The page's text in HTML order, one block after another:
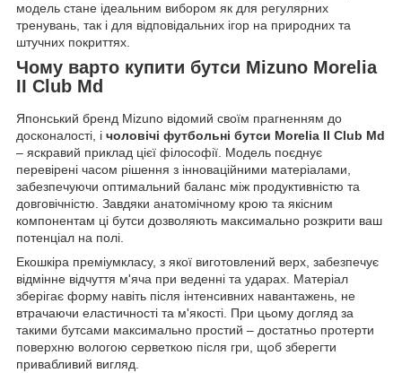
модель стане ідеальним вибором як для регулярних
тренувань, так і для відповідальних ігор на природних та
штучних покриттях.
Чому варто купити бутси Mizuno Morelia
II Club Md
Японський бренд Mizuno відомий своїм прагненням до
досконалості, і чоловічі футбольні бутси Morelia II Club Md
– яскравий приклад цієї філософії. Модель поєднує
перевірені часом рішення з інноваційними матеріалами,
забезпечуючи оптимальний баланс між продуктивністю та
довговічністю. Завдяки анатомічному крою та якісним
компонентам ці бутси дозволяють максимально розкрити ваш
потенціал на полі.
Екошкіра преміумкласу, з якої виготовлений верх, забезпечує
відмінне відчуття м'яча при веденні та ударах. Матеріал
зберігає форму навіть після інтенсивних навантажень, не
втрачаючи еластичності та м'якості. При цьому догляд за
такими бутсами максимально простий – достатньо протерти
поверхню вологою серветкою після гри, щоб зберегти
привабливий вигляд.